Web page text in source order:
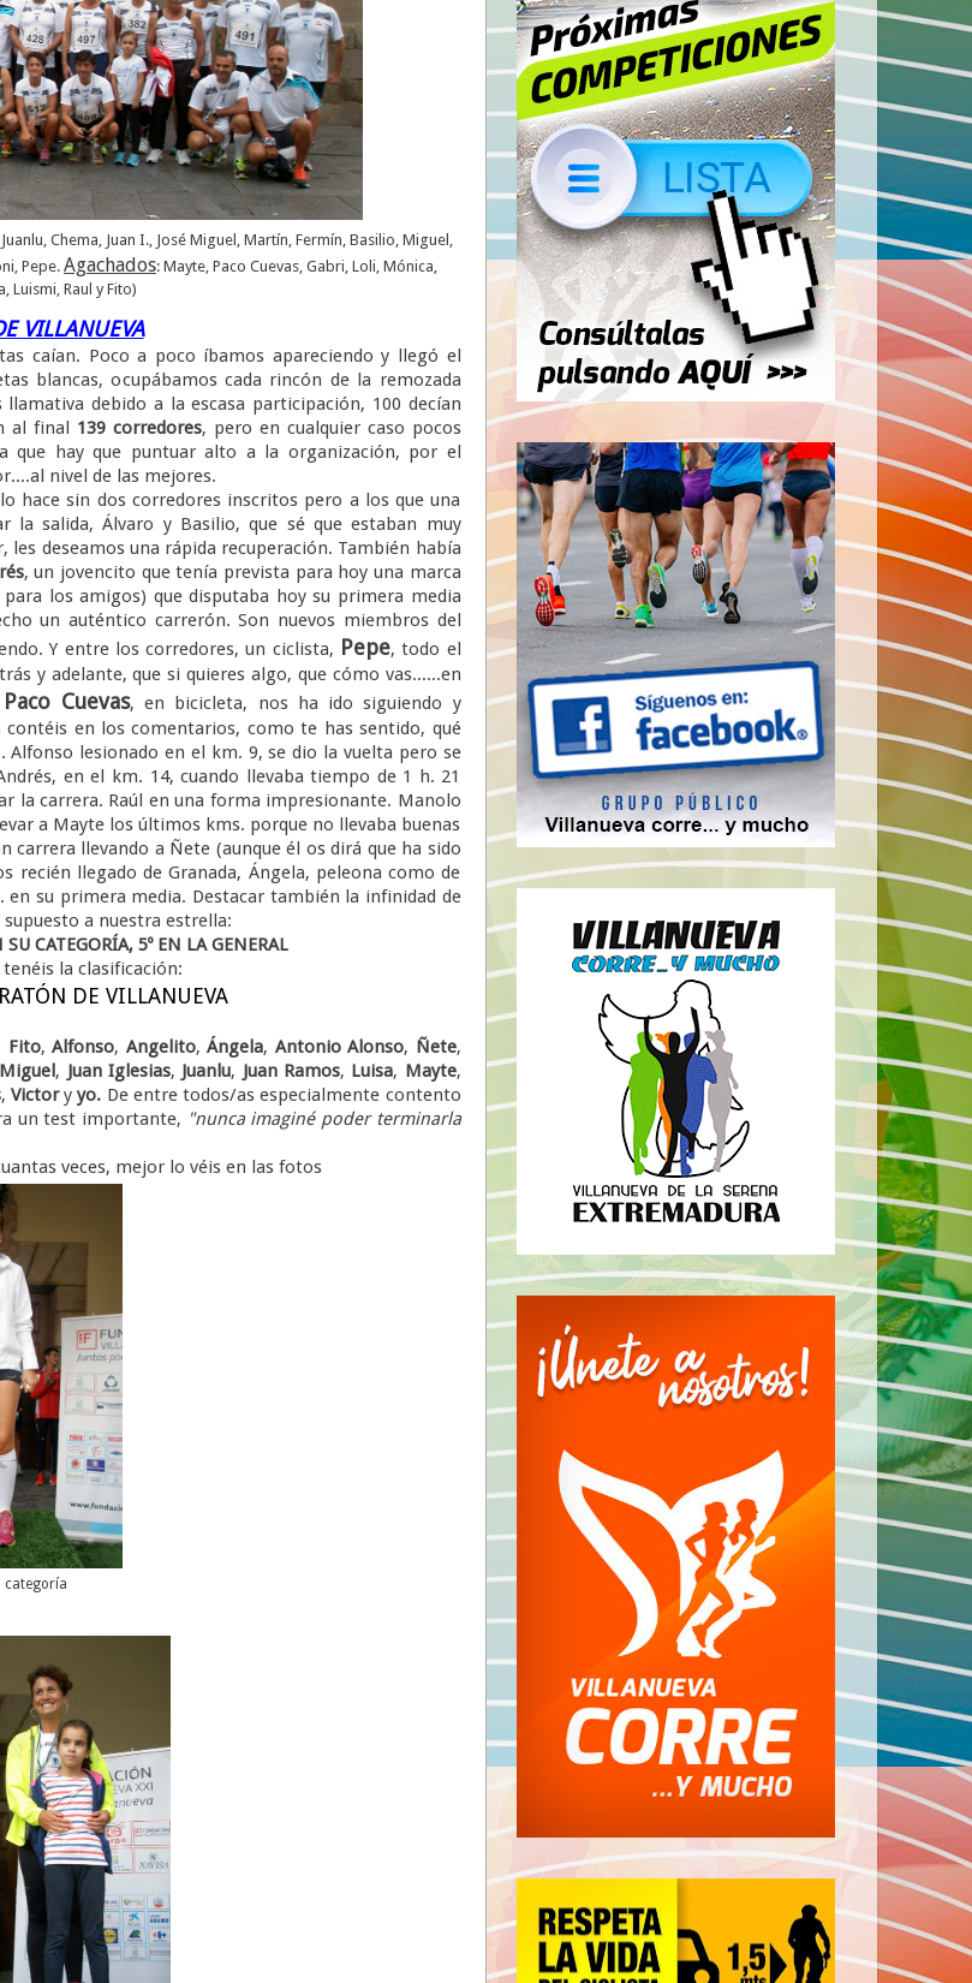
Chema, Juan I., José Miguel, Martín, Fermín, Basilio, Miguel,
Pepe. Agachados: Mayte, Paco Cuevas, Gabri, Loli, Mónica,
Luismi, Raul y Fito)
VILLANUEVA
Poco a poco íbamos apareciendo y llegó el
blancas, ocupábamos cada rincón de la remozada
debido a la escasa participación, 100 decían
al final 139 corredores, pero en cualquier caso pocos
que hay que puntuar alto a la organización, por el
nivel de las mejores.
sin dos corredores inscritos pero a los que una
la salida, Álvaro y Basilio, que sé que estaban muy
les deseamos una rápida recuperación. También había
, un jovencito que tenía prevista para hoy una marca
para los amigos) que disputaba hoy su primera media
un auténtico carrerón. Son nuevos miembros del
Y entre los corredores, un ciclista, Pepe, todo el
y adelante, que si quieres algo, que cómo vas......en
Paco Cuevas, en bicicleta, nos ha ido siguiendo y
en los comentarios, como te has sentido, qué
lesionado en el km. 9, se dio la vuelta pero se
en el km. 14, cuando llevaba tiempo de 1 h. 21
la carrera. Raúl en una forma impresionante. Manolo
a Mayte los últimos kms. porque no llevaba buenas
carrera llevando a Ñete (aunque él os dirá que ha sido
recién llegado de Granada, Ángela, peleona como de
su primera media. Destacar también la infinidad de
a nuestra estrella:
CATEGORÍA, 5º EN LA GENERAL
la clasificación:
DE VILLANUEVA
Fito, Alfonso, Angelito, Ángela, Antonio Alonso, Ñete,
, Juan Iglesias, Juanlu, Juan Ramos, Luisa, Mayte,
, Victoryyo. De entre todos/as especialmente contento
un test importante, "nunca imaginé poder terminarla
veces, mejor lo véis en las fotos
categoría